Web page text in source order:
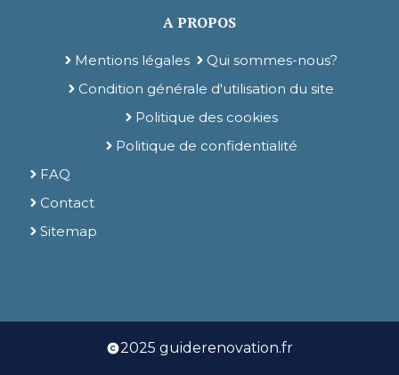
A PROPOS
Mentions légales
Qui sommes-nous?
Condition générale d'utilisation du site
Politique des cookies
Politique de confidentialité
FAQ
Contact
Sitemap
2025 guiderenovation.fr